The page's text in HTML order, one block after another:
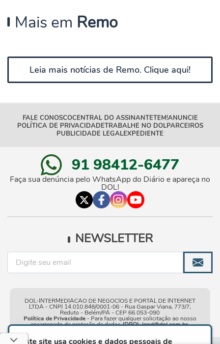
Este site usa cookies e dados pessoais de
Mais em Remo
Leia mais notícias de Remo. Clique aqui!
FALE CONOSCOCENTRAL DO ASSINANTETEM!ANUNCIE
POLÍTICA DE PRIVACIDADETRABALHE NO DOLPARCEIROS
PUBLICIDADE LEGALEXPEDIENTE
91 98412-6477
Faça sua denúncia pelo WhatsApp do Diário e apareça no
DOL!
NEWSLETTER
DOL-INTERMEDIACAO DE NEGOCIOS E PORTAL DE INTERNET
LTDA - CNPJ 14.010.848/0001-06 - Rua Gaspar Viana, 773/7,
Reduto - Belém/PA - CEP 66.053-090
Política de Privacidade- Para fazer qualquer solicitação ao nosso
encarregado de proteção de dados(DPO):lgpd@dol.com.br.